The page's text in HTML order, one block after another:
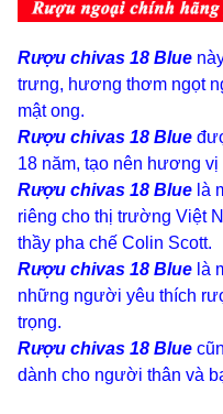
Rượu chivas 18 Blue
trưng, hương thơm ngọt
mật ong.
Rượu chivas 18 Blue
18 năm, tạo nên hương
Rượu chivas 18 Blue là
riêng cho thị trường Việt
thầy pha chế Colin Scott.
Rượu chivas 18 Blue là
những người yêu thích
trọng.
Rượu chivas 18 Blue
dành cho người thân và